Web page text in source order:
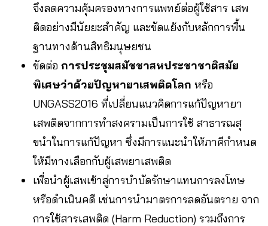
จึงลดความคุ้มครองทางการแพทย์ต่อผู้ใช้สาร เสพ
ติดอย่างมีนัยยะสําคัญ และขัดแย้งกับหลักการพื้น
ฐานทางด้านสิทธิมนุษยชน
ขัดต่อ การประชุมสมัชชาสหประชาชาติสมัย
พิเศษว่าด้วยปัญหายาเสพติดโลก หรือ
UNGASS2016 ที่เปลี่ยนแนวคิดการแก้ปัญหายา
เสพติดจากการทําสงครามเป็นการใช้ สาธารณสุ
ขนําในการแก้ปัญหา ซึ่งมีการแนะนําให้ภาคีกําหนด
ให้มีทางเลือกกับผู้เสพยาเสพติด
เพื่อนําผู้เสพเข้าสู่การบําบัดรักษาแทนการลงโทษ
หรือดําเนินคดี เช่นการนํามาตรการลดอันตราย จาก
การใช้สารเสพติด (Harm Reduction) รวมถึงการ